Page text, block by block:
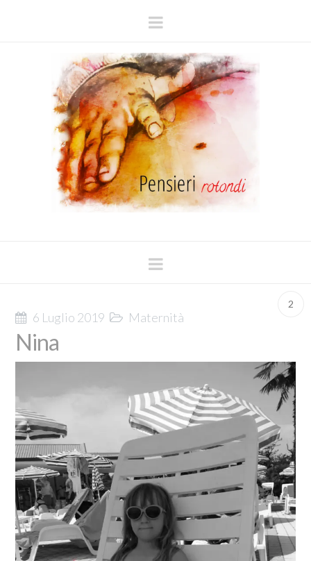
Navigation
Navigation
2
6 Luglio 2019 Maternità
Nina